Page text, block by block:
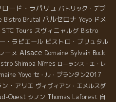
ード・ラパリュ パトリック・デプ
Bistro Brutal バルセロナ Yoyo ドメ
STC Tours スヴィニャルグ Bistro
・ラピエール ビストロ・ブリュタル
ーヌ Alsace Domaine Sylvain Bock
Shimba Nîmes ローランス・エ・レ
Yoyo セ・ル・プランタン2017
ン・アリエ ヴィヴィアン・エメルスダ
Ouest シノン Thomas Laforest 自